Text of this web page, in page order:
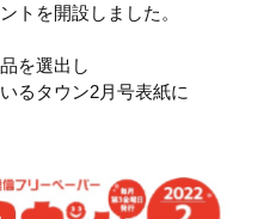
トを開設しました。
を選出し
るタウン2月号表紙に